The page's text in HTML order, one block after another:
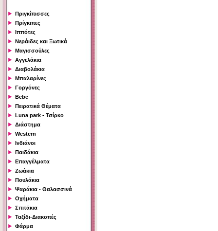
Πριγκίπισσες
Πρίγκιπες
Ιππότες
Νεράιδες και Ξωτικά
Μαγισσούλες
Αγγελάκια
Διαβολάκια
Μπαλαρίνες
Γοργόνες
Bebe
Πειρατικά Θέματα
Luna park - Τσίρκο
Διάστημα
Western
Ινδιάνοι
Παιδάκια
Επαγγέλματα
Ζωάκια
Πουλάκια
Ψαράκια - Θαλασσινά
Οχήματα
Σπιτάκια
Ταξίδι-Διακοπές
Φάρμα